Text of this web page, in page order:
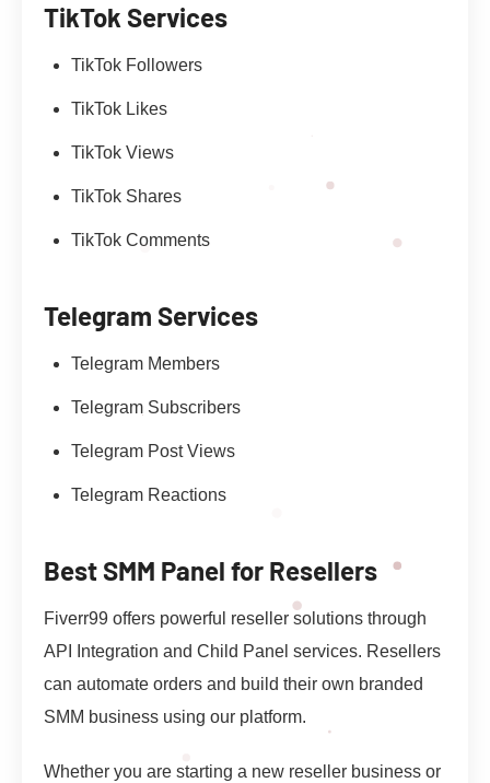
TikTok Services
TikTok Followers
TikTok Likes
TikTok Views
TikTok Shares
TikTok Comments
Telegram Services
Telegram Members
Telegram Subscribers
Telegram Post Views
Telegram Reactions
Best SMM Panel for Resellers
Fiverr99 offers powerful reseller solutions through
API Integration and Child Panel services. Resellers
can automate orders and build their own branded
SMM business using our platform.
Whether you are starting a new reseller business or